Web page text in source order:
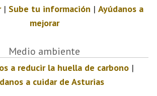
| Sube tu información | Ayúdanos a
mejorar
Medio ambiente
a reducir la huella de carbono|
a cuidar de Asturias